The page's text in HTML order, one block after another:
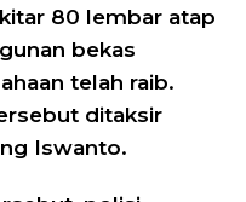
80 lembar atap
bekas
telah raib.
ditaksir
Iswanto.